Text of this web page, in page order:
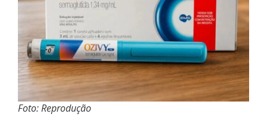
Foto: Reprodução